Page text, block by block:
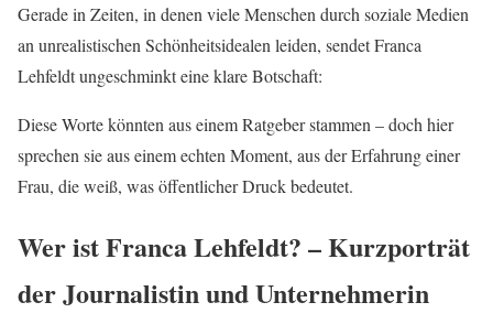
Gerade in Zeiten, in denen viele Menschen durch soziale Medien
an unrealistischen Schönheitsidealen leiden, sendet Franca
Lehfeldt ungeschminkt eine klare Botschaft:
Diese Worte könnten aus einem Ratgeber stammen – doch hier
sprechen sie aus einem echten Moment, aus der Erfahrung einer
Frau, die weiß, was öffentlicher Druck bedeutet.
Wer ist Franca Lehfeldt? – Kurzporträt
der Journalistin und Unternehmerin